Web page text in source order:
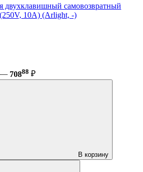
двухклавишный самовозвратный
10A) (Arlight, -)
— 70888 ₽
В корзину